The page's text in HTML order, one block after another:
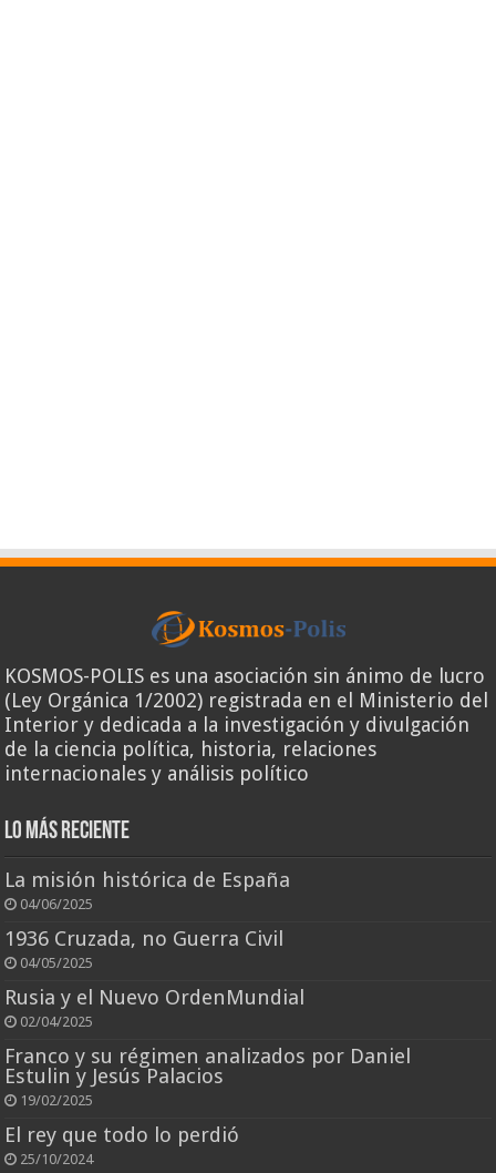
KOSMOS-POLIS es una asociación sin ánimo de lucro
(Ley Orgánica 1/2002) registrada en el Ministerio del
Interior y dedicada a la investigación y divulgación
de la ciencia política, historia, relaciones
internacionales y análisis político
Lo más reciente
La misión histórica de España
04/06/2025
1936 Cruzada, no Guerra Civil
04/05/2025
Rusia y el Nuevo OrdenMundial
02/04/2025
Franco y su régimen analizados por Daniel
Estulin y Jesús Palacios
19/02/2025
El rey que todo lo perdió
25/10/2024